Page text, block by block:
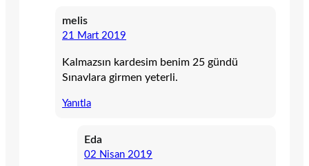
melis
21 Mart 2019
Kalmazsın kardesim benim 25 gündü
Sınavlara girmen yeterli.
Yanıtla
Eda
02 Nisan 2019